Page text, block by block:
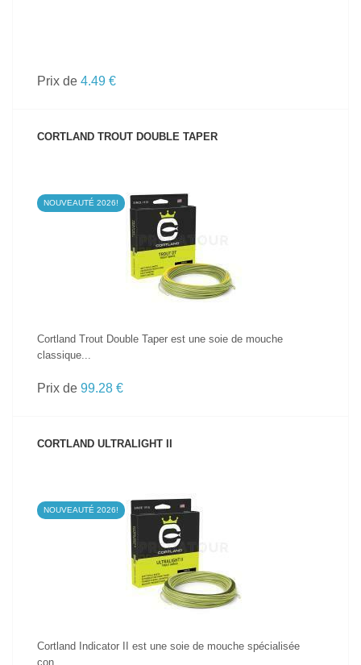
Prix de 4.49 €
CORTLAND TROUT DOUBLE TAPER
NOUVEAUTÉ 2026!
VOIR LE PRODUIT
Cortland Trout Double Taper est une soie de mouche
classique...
Prix de 99.28 €
CORTLAND ULTRALIGHT II
NOUVEAUTÉ 2026!
VOIR LE PRODUIT
Cortland Indicator II est une soie de mouche spécialisée
con...